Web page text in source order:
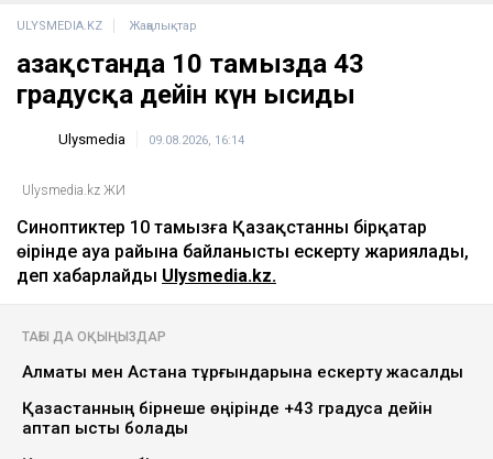
ULYSMEDIA.KZ Жаңалықтар
Қазақстанда 10 тамызда 43
градусқа дейін күн ысиды
Ulysmedia 09.08.2026, 16:14
Ulysmedia.kz ЖИ
Синоптиктер 10 тамызға Қазақстанның бірқатар
өңірінде ауа райына байланысты ескерту жариялады,
деп хабарлайды Ulysmedia.kz.
ТАҒЫ ДА ОҚЫҢЫЗДАР
Алматы мен Астана тұрғындарына ескерту жасалды
Қазақстанның бірнеше өңірінде +43 градусқа дейін
аптап ыстық болады